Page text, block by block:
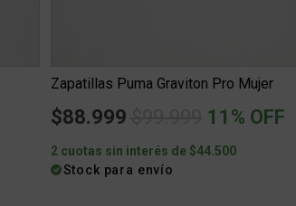
Zapatillas Puma Graviton Pro Mujer
$88.999 Price reduced from
to
11% OFF
2 cuotas sin interés de $44.500
Stock para envío